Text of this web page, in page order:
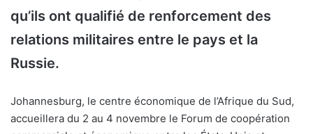
qu’ils ont qualifié de renforcement des
relations militaires entre le pays et la
Russie.
Johannesburg, le centre économique de l’Afrique du Sud,
accueillera du 2 au 4 novembre le Forum de coopération